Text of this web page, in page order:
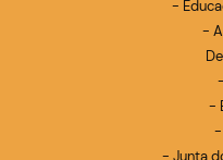
-
-
-
-
- Junta